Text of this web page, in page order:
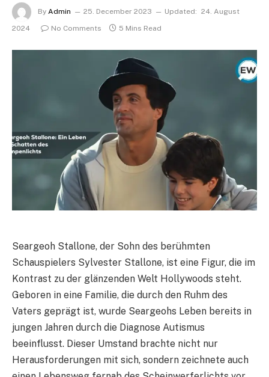
By Admin 25. December 2023 Updated: 24. August
2024
No Comments 5 Mins Read
Seargeoh Stallone, der Sohn des berühmten
Schauspielers Sylvester Stallone, ist eine Figur, die im
Kontrast zu der glänzenden Welt Hollywoods steht.
Geboren in eine Familie, die durch den Ruhm des
Vaters geprägt ist, wurde Seargeohs Leben bereits in
jungen Jahren durch die Diagnose Autismus
beeinflusst. Dieser Umstand brachte nicht nur
Herausforderungen mit sich, sondern zeichnete auch